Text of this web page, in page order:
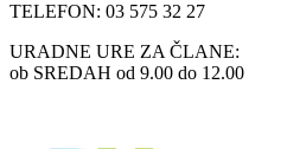
TELEFON: 03 575 32 27
URADNE URE ZA ČLANE:
ob SREDAH od 9.00 do 12.00